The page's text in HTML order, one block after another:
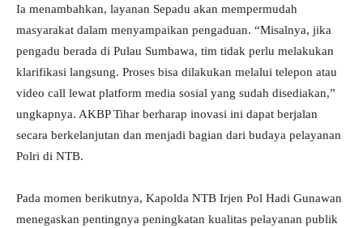
Ia menambahkan, layanan Sepadu akan mempermudah
masyarakat dalam menyampaikan pengaduan. “Misalnya, jika
pengadu berada di Pulau Sumbawa, tim tidak perlu melakukan
klarifikasi langsung. Proses bisa dilakukan melalui telepon atau
video call lewat platform media sosial yang sudah disediakan,”
ungkapnya. AKBP Tihar berharap inovasi ini dapat berjalan
secara berkelanjutan dan menjadi bagian dari budaya pelayanan
Polri di NTB.
Pada momen berikutnya, Kapolda NTB Irjen Pol Hadi Gunawan
menegaskan pentingnya peningkatan kualitas pelayanan publik